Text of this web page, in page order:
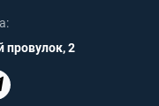
провулок, 2